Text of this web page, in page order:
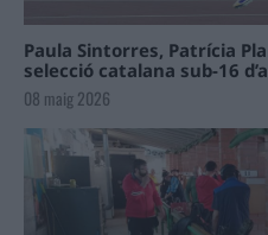
Paula Sintorres, Patrícia
selecció catalana sub-16
08 maig 2026